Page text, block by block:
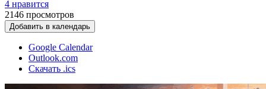
4 нравится
2146 просмотров
Добавить в календарь
Google Calendar
Outlook.com
Скачать .ics